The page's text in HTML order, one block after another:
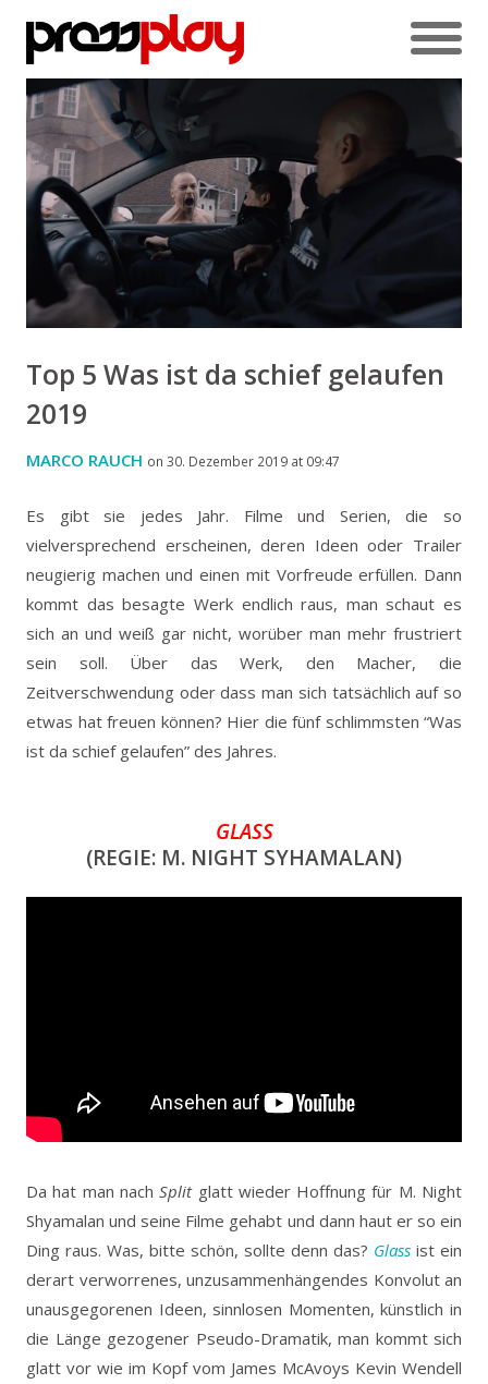
Top 5 Was ist da schief gelaufen
2019
MARCO RAUCH on 30. Dezember 2019 at 09:47
Es gibt sie jedes Jahr. Filme und Serien, die so
vielversprechend erscheinen, deren Ideen oder Trailer
neugierig machen und einen mit Vorfreude erfüllen. Dann
kommt das besagte Werk endlich raus, man schaut es
sich an und weiß gar nicht, worüber man mehr frustriert
sein soll. Über das Werk, den Macher, die
Zeitverschwendung oder dass man sich tatsächlich auf so
etwas hat freuen können? Hier die fünf schlimmsten “Was
ist da schief gelaufen” des Jahres.
GLASS
(REGIE: M. NIGHT SYHAMALAN)
Da hat man nachSplitglatt wieder Hoffnung für M. Night
Shyamalan und seine Filme gehabt und dann haut er so ein
Ding raus. Was, bitte schön, sollte denn das? Glass ist ein
derart verworrenes, unzusammenhängendes Konvolut an
unausgegorenen Ideen, sinnlosen Momenten, künstlich in
die Länge gezogener Pseudo-Dramatik, man kommt sich
glatt vor wie im Kopf vom James McAvoys Kevin Wendell